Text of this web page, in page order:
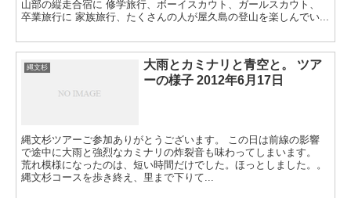
山部の縦走合宿に 修学旅行、ボーイスカウト、ガールスカウト、
卒業旅行に 家族旅行、たくさんの人が屋久島の登山を楽しんでい...
縄文杉
大雨とカミナリと青空と。 ツア
ーの様子 2012年6月17日
縄文杉ツアーご参加ありがとうございます。 この日は前線の影響
で途中に大雨と強烈なカミナリの炸裂音も味わってしまいます。
荒れ模様になったのは、短い時間だけでした。ほっとしました。。
縄文杉コースを歩き終え、里まで下りて...